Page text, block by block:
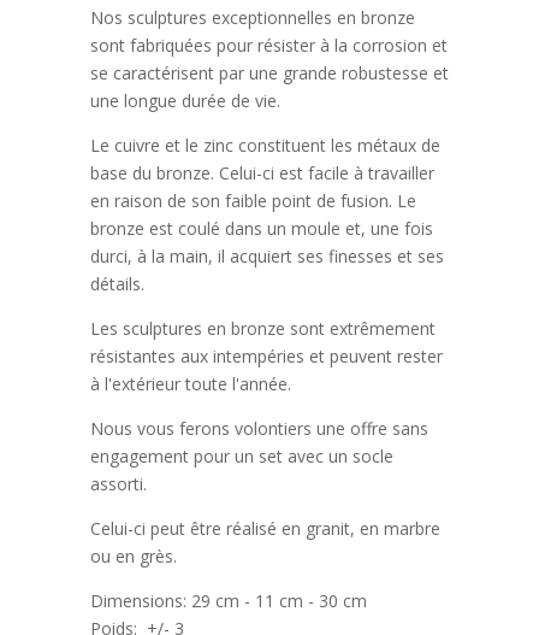
Nos sculptures exceptionnelles en bronze
sont fabriquées pour résister à la corrosion et
se caractérisent par une grande robustesse et
une longue durée de vie.
Le cuivre et le zinc constituent les métaux de
base du bronze. Celui-ci est facile à travailler
en raison de son faible point de fusion. Le
bronze est coulé dans un moule et, une fois
durci, à la main, il acquiert ses finesses et ses
détails.
Les sculptures en bronze sont extrêmement
résistantes aux intempéries et peuvent rester
à l'extérieur toute l'année.
Nous vous ferons volontiers une offre sans
engagement pour un set avec un socle
assorti.
Celui-ci peut être réalisé en granit, en marbre
ou en grès.
Dimensions: 29 cm - 11 cm - 30 cm
Poids: +/- 3